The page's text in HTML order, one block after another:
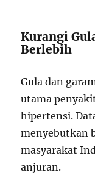
Kurangi
Berlebih
Gula dan
utama
hipertensi.
menyebutkan
masyarakat
anjuran.